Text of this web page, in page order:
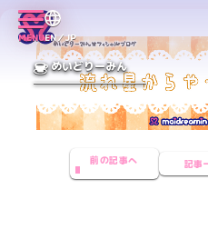
MENUEN／JP
めいどりーみん
前の記事へ 記事